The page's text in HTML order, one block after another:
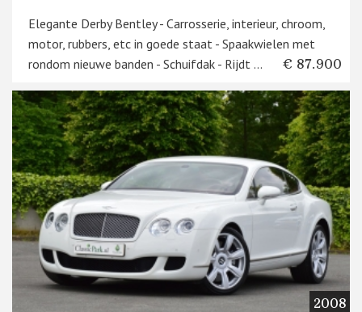
Elegante Derby Bentley - Carrosserie, interieur, chroom,
motor, rubbers, etc in goede staat - Spaakwielen met
rondom nieuwe banden - Schuifdak - Rijdt ...
€ 87.900
2008